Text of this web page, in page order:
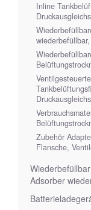
Inline
wiederbefüllbar,
Zubehör
Flansche,
Adsorber